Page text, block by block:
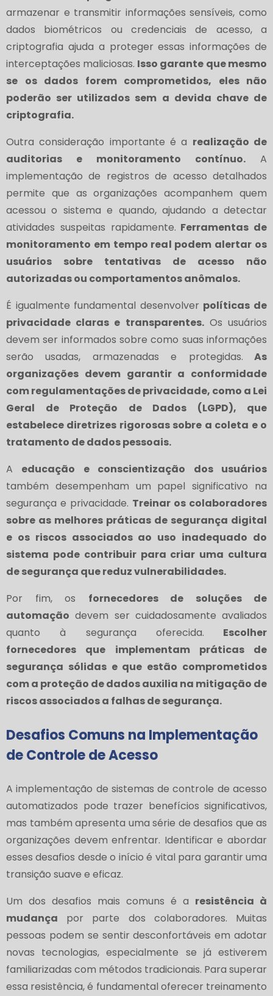
armazenar e transmitir informações sensíveis, como
dados biométricos ou credenciais de acesso, a
criptografia ajuda a proteger essas informações de
interceptações maliciosas. Isso garante que mesmo
se os dados forem comprometidos, eles não
poderão ser utilizados sem a devida chave de
criptografia.
Outra consideração importante é a realização de
auditorias e monitoramento contínuo. A
implementação de registros de acesso detalhados
permite que as organizações acompanhem quem
acessou o sistema e quando, ajudando a detectar
atividades suspeitas rapidamente. Ferramentas de
monitoramento em tempo real podem alertar os
usuários sobre tentativas de acesso não
autorizadas ou comportamentos anômalos.
É igualmente fundamental desenvolver políticas de
privacidade claras e transparentes.Os usuários
devem ser informados sobre como suas informações
serão usadas, armazenadas e protegidas. As
organizações devem garantir a conformidade
com regulamentações de privacidade, como a Lei
Geral de Proteção de Dados (LGPD), que
estabelece diretrizes rigorosas sobre a coleta e o
tratamento de dados pessoais.
A educação e conscientização dos usuários
também desempenham um papel significativo na
segurança e privacidade. Treinar os colaboradores
sobre as melhores práticas de segurança digital
e os riscos associados ao uso inadequado do
sistema pode contribuir para criar uma cultura
de segurança que reduz vulnerabilidades.
Por fim, os fornecedores de soluções de
automação devem ser cuidadosamente avaliados
quanto à segurança oferecida. Escolher
fornecedores que implementam práticas de
segurança sólidas e que estão comprometidos
com a proteção de dados auxilia na mitigação de
riscos associados a falhas de segurança.
Desafios Comuns na Implementação
de Controle de Acesso
A implementação de sistemas de controle de acesso
automatizados pode trazer benefícios significativos,
mas também apresenta uma série de desafios que as
organizações devem enfrentar. Identificar e abordar
esses desafios desde o início é vital para garantir uma
transição suave e eficaz.
Um dos desafios mais comuns é a resistência à
mudança por parte dos colaboradores. Muitas
pessoas podem se sentir desconfortáveis em adotar
novas tecnologias, especialmente se já estiverem
familiarizadas com métodos tradicionais. Para superar
essa resistência, é fundamental oferecer treinamento